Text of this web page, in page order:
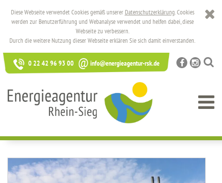
0 22 42 96 93 00 @ info@energieagentur-rsk.de
Diese Webseite verwendet Cookies gemäß unserer Datenschutzerklärung. Cookies
werden zur Benutzerführung und Webanalyse verwendet und helfen dabei, diese
Webseite zu verbessern.
Durch die weitere Nutzung dieser Webseite erklären Sie sich damit einverstanden.